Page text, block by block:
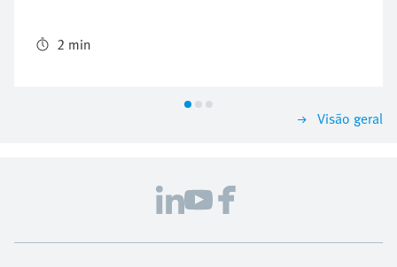
BionicFinWave aproveita estas propriedades em
do sistema de tubos feito de vidro acrílico.
2 min
Visão geral